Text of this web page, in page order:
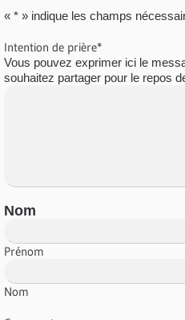
« * » indique les champs
Intention de prière*
Vous pouvez exprimer ici le
souhaitez partager pour le repos
Nom
Prénom
Nom